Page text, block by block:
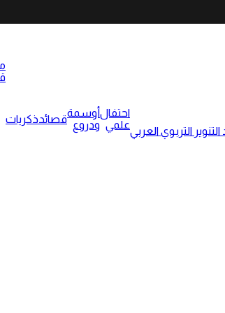
التنوير التربوي العربي
احتفال
علمي
أوسمة
ودروع قصائدذكريات